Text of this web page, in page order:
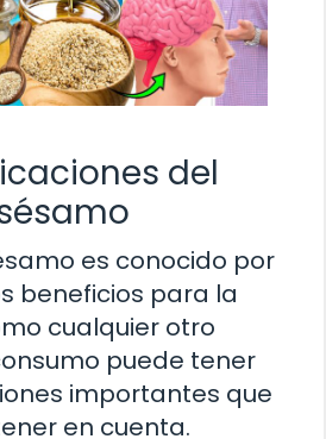
del
es conocido por
beneficios para la
cualquier otro
puede tener
importantes que
en cuenta.